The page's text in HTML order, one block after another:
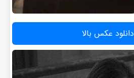
دانلود عکس بالا